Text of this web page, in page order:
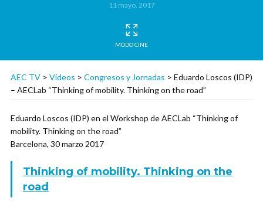
11 mayo, 2017
MODO CINE
AEC TV > Vídeos > Congresos y Jornadas > Eduardo Loscos (IDP)
– AECLab “Thinking of mobility. Thinking on the road”
Eduardo Loscos (IDP) en el Workshop de AECLab “Thinking of
mobility. Thinking on the road”
Barcelona, 30 marzo 2017
Thinking of mobility. Thinking on the
road